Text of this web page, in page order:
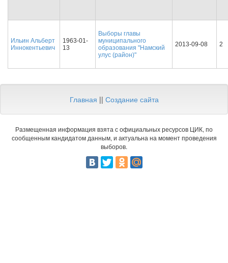
Ильин Альберт
Иннокентьевич
1963-01-
13
Выборы главы
муниципального
образования "Намский
улус (район)"
2013-09-08 2
Главная || Создание сайта
Размещенная информация взята с официальных ресурсов ЦИК, по
сообщенным кандидатом данным, и актуальна на момент проведения
выборов.